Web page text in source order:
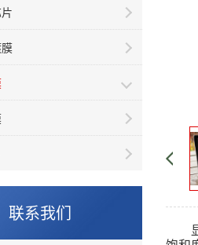
联系我们